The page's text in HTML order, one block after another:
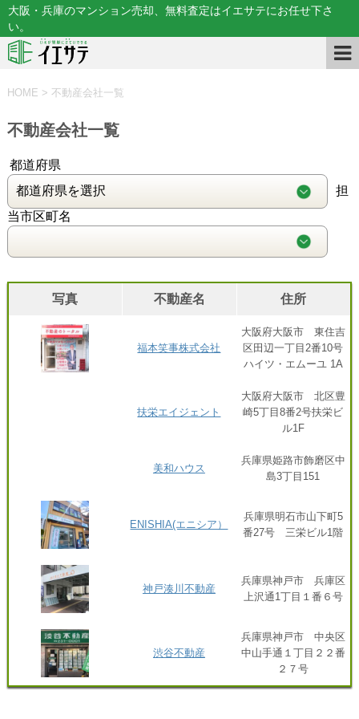
大阪・兵庫のマンション売却、無料査定はイエサテにお任せ下さ
い。
HOME > 不動産会社一覧
不動産会社一覧
都道府県
担
当市区町名
写真 不動産名 住所
福本笑事株式会社
大阪府大阪市 東住吉
区⽥辺⼀丁⽬2番10号
ハイツ・エムーユ 1A
扶栄エイジェント
大阪府大阪市 北区豊
崎5丁目8番2号扶栄ビ
ル1F
美和ハウス
兵庫県姫路市飾磨区中
島3丁目151
ENISHIA(エニシア）
兵庫県明石市山下町5
番27号 三栄ビル1階
神戸湊川不動産
兵庫県神戸市 兵庫区
上沢通1丁目１番６号
渋谷不動産
兵庫県神戸市 中央区
中山手通１丁目２２番
２７号